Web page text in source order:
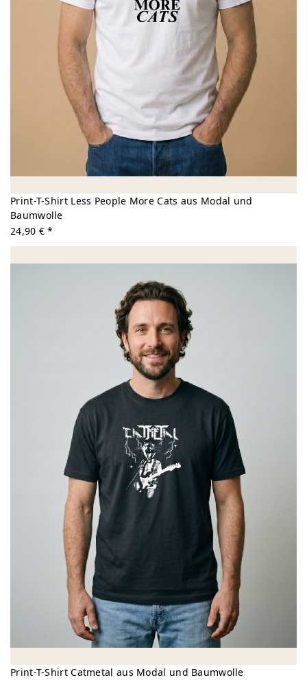
Print-T-Shirt Less People More Cats aus Modal und
Baumwolle
24,90 € *
Print-T-Shirt Catmetal aus Modal und Baumwolle